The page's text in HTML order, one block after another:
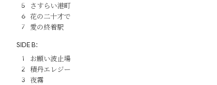
さすらい港町
花の二十才で
愛の終着駅
SIDE B：
お願い波止場
積丹エレジー
夜霧